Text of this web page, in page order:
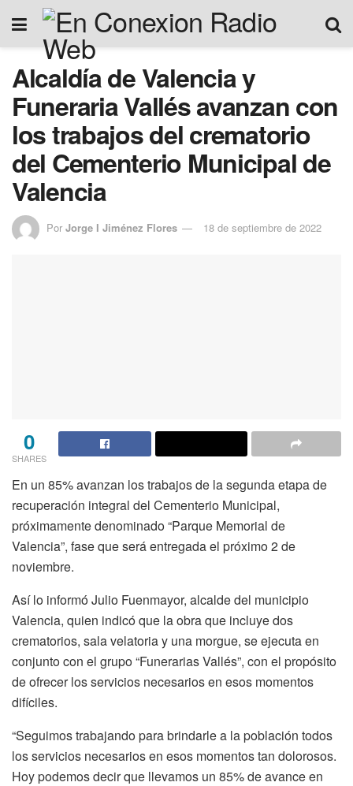
Alcaldía de Valencia y
Funeraria Vallés avanzan con
los trabajos del crematorio
del Cementerio Municipal de
Valencia
Por Jorge I Jiménez Flores 18 de septiembre de 2022
0
SHARES
En un 85% avanzan los trabajos de la segunda etapa de
recuperación integral del Cementerio Municipal,
próximamente denominado “Parque Memorial de
Valencia”, fase que será entregada el próximo 2 de
noviembre.
Así lo informó Julio Fuenmayor, alcalde del municipio
Valencia, quien indicó que la obra que incluye dos
crematorios, sala velatoria y una morgue, se ejecuta en
conjunto con el grupo “Funerarias Vallés”, con el propósito
de ofrecer los servicios necesarios en esos momentos
difíciles.
“Seguimos trabajando para brindarle a la población todos
los servicios necesarios en esos momentos tan dolorosos.
Hoy podemos decir que llevamos un 85% de avance en